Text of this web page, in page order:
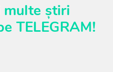
multe știri
TELEGRAM!